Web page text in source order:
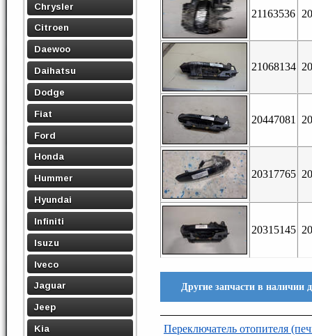
Chrysler
Citroen
Daewoo
Daihatsu
Dodge
Fiat
Ford
Honda
Hummer
Hyundai
Infiniti
Isuzu
Iveco
Jaguar
Jeep
Kia
21163536
21068134
20447081
20317765
20315145
Другие запчасти в наличии
Переключатель отопителя